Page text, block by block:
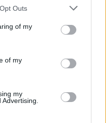
Outs
of my
of my
my